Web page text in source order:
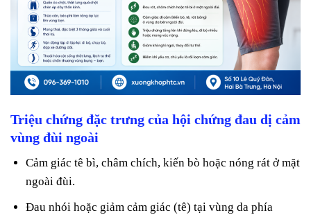
Triệu chứng đặc trưng của hội chứng đau dị cảm
vùng đùi ngoài
Cảm giác tê bì, châm chích, kiến bò hoặc nóng rát ở mặt
ngoài đùi.
Đau nhói hoặc giảm cảm giác (tê) tại vùng da phía